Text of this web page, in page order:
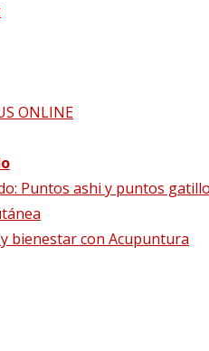
ONLINE
Puntos ashi y puntos
bienestar con Acupuntura
colaboración de
de